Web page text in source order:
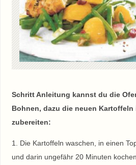
Schritt Anleitung kannst du die
Bohnen, dazu die neuen
zubereiten:
1. Die Kartoffeln waschen, in einen
und darin ungefähr 20 Minuten